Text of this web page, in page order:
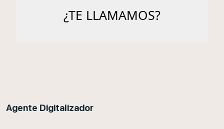
Agente Digitalizador